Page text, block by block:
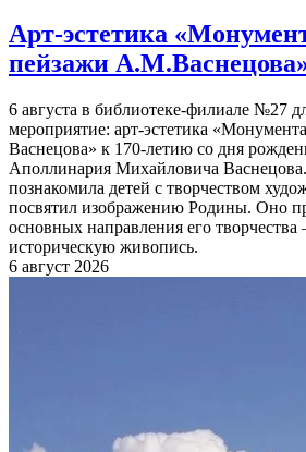
Арт-эстетика
пейзажи
6 августа в библиотеке-филиале №27
мероприятие: арт-эстетика
Васнецова» к 170-летию со дня
Аполлинария Михайловича
познакомила детей с творчеством
посвятил изображению Родины. Оно
основных направления его
историческую живопись.
6 август 2026